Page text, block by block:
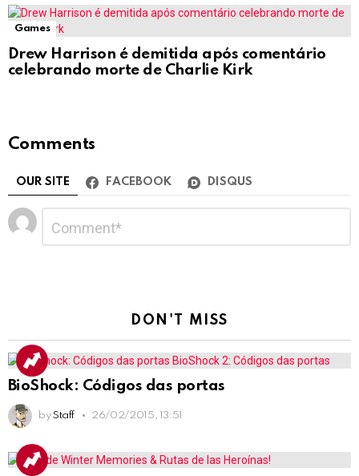
Games
Drew Harrison é demitida após comentário
celebrando morte de Charlie Kirk
Comments
OUR SITE FACEBOOK DISQUS
Deixe
um
comentário
DON'T MISS
BioShock: Códigos das portas
by Staff 26/02/2015, 13:51